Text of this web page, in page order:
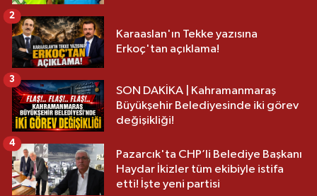
Karaaslan'ın Tekke yazısına
Erkoç'tan açıklama!
2
SON DAKİKA | Kahramanmaraş
Büyükşehir Belediyesinde iki görev
değişikliği!
3
Pazarcık'ta CHP’li Belediye Başkanı
Haydar İkizler tüm ekibiyle istifa
etti! İşte yeni partisi
4